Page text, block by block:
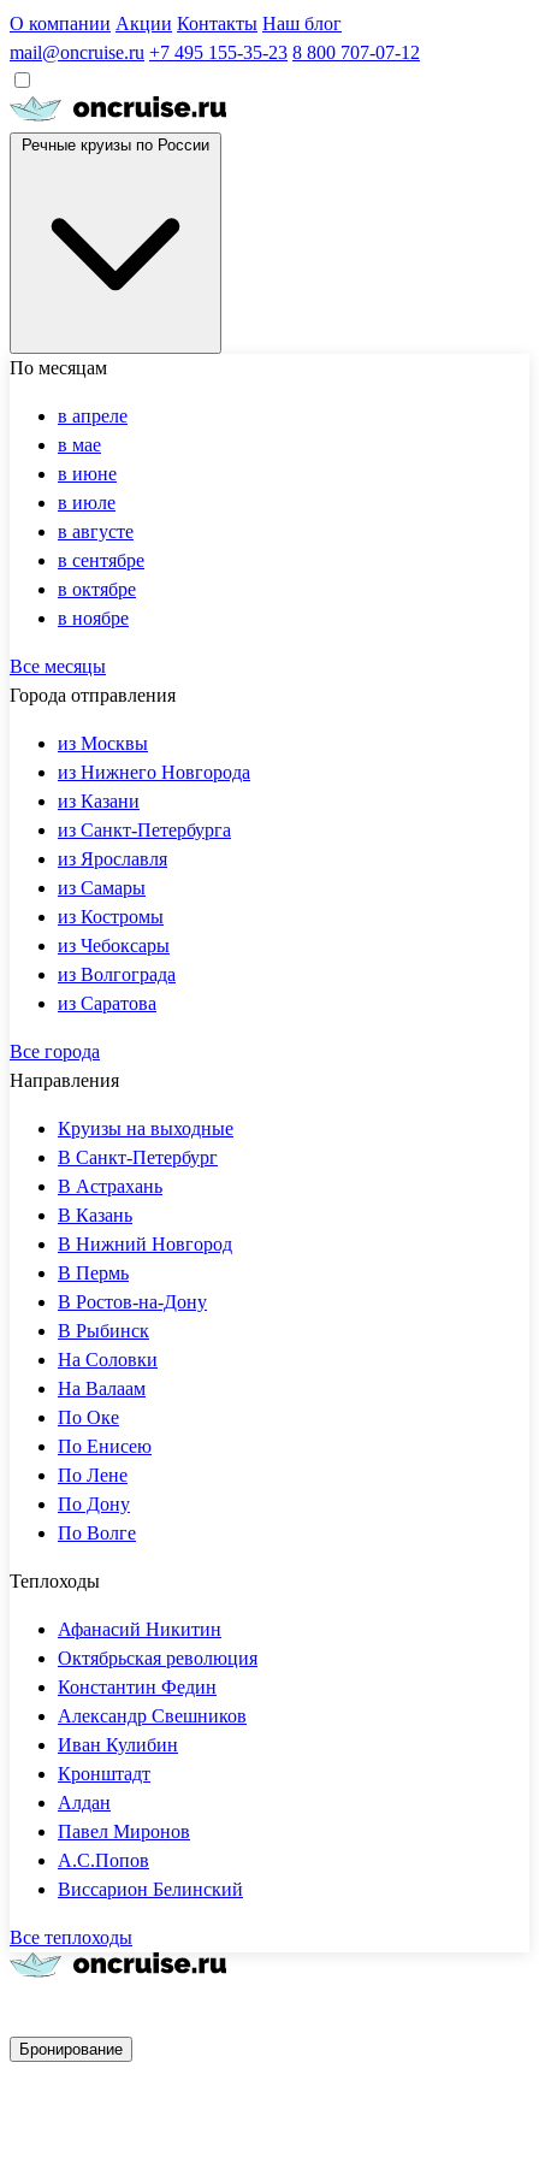
О компании Акции Контакты Наш блог
mail@oncruise.ru +7 495 155-35-23 8 800 707-07-12
По месяцам
в апреле
в мае
в июне
в июле
в августе
в сентябре
в октябре
в ноябре
Все месяцы
Города отправления
из Москвы
из Нижнего Новгорода
из Казани
из Санкт-Петербурга
из Ярославля
из Самары
из Костромы
из Чебоксары
из Волгограда
из Саратова
Все города
Направления
Круизы на выходные
В Санкт-Петербург
В Астрахань
В Казань
В Нижний Новгород
В Пермь
В Ростов-на-Дону
В Рыбинск
На Соловки
На Валаам
По Оке
По Енисею
По Лене
По Дону
По Волге
Теплоходы
Афанасий Никитин
Октябрьская революция
Константин Федин
Александр Свешников
Иван Кулибин
Кронштадт
Алдан
Павел Миронов
А.С.Попов
Виссарион Белинский
Все теплоходы
Бронирование